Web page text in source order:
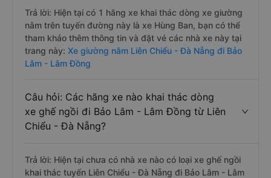
Trả lời: Hiện tại có 1 hãng xe khai thác dòng xe giường
nằm trên tuyến đường này là xe Hùng Ban, bạn có thể
tham khảo thêm thông tin và đặt vé các nhà xe này tại
trang này: Xe giường nằm Liên Chiểu - Đà Nẵng đi Bảo
Lâm - Lâm Đồng
Câu hỏi: Các hãng xe nào khai thác dòng
xe ghế ngồi đi Bảo Lâm - Lâm Đồng từ Liên
Chiểu - Đà Nẵng?
Trả lời: Hiện tại chưa có nhà xe nào có loại xe ghế ngồi
khai thác tuyến Liên Chiểu - Đà Nẵng đi Bảo Lâm - Lâm